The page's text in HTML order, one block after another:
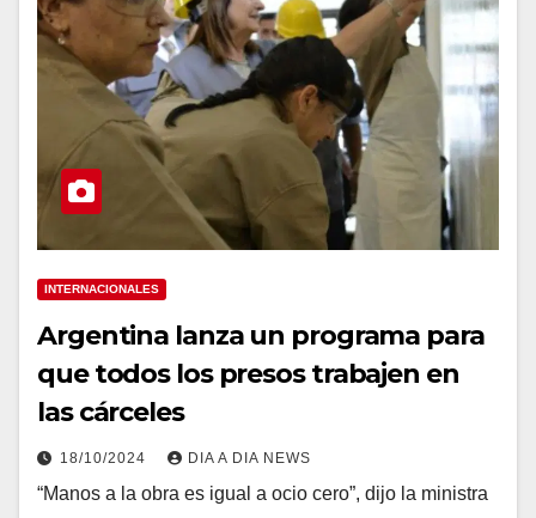
INTERNACIONALES
Argentina lanza un programa para
que todos los presos trabajen en
las cárceles
18/10/2024 DIA A DIA NEWS
“Manos a la obra es igual a ocio cero”, dijo la ministra